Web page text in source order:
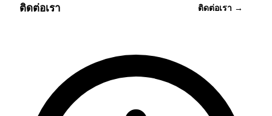
ติดต่อเรา ติดต่อเรา →